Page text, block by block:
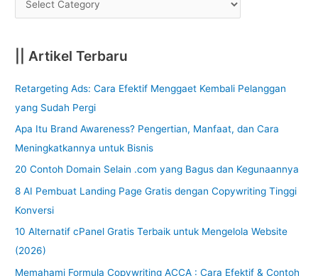
|| Artikel Terbaru
Retargeting Ads: Cara Efektif Menggaet Kembali Pelanggan
yang Sudah Pergi
Apa Itu Brand Awareness? Pengertian, Manfaat, dan Cara
Meningkatkannya untuk Bisnis
20 Contoh Domain Selain .com yang Bagus dan Kegunaannya
8 AI Pembuat Landing Page Gratis dengan Copywriting Tinggi
Konversi
10 Alternatif cPanel Gratis Terbaik untuk Mengelola Website
(2026)
Memahami Formula Copywriting ACCA : Cara Efektif & Contoh